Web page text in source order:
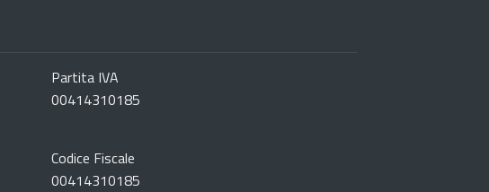
Partita IVA
00414310185
Codice Fiscale
00414310185